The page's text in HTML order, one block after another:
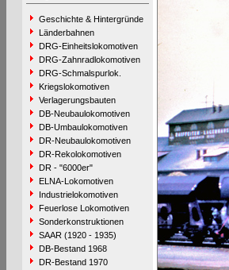
Geschichte & Hintergründe
Länderbahnen
DRG-Einheitslokomotiven
DRG-Zahnradlokomotiven
DRG-Schmalspurlok.
Kriegslokomotiven
Verlagerungsbauten
DB-Neubaulokomotiven
DB-Umbaulokomotiven
DR-Neubaulokomotiven
DR-Rekolokomotiven
DR - "6000er"
ELNA-Lokomotiven
Industrielokomotiven
Feuerlose Lokomotiven
Sonderkonstruktionen
SAAR (1920 - 1935)
DB-Bestand 1968
DR-Bestand 1970